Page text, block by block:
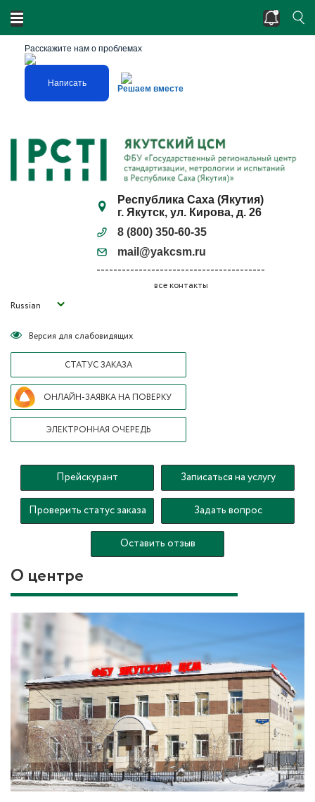
Двойные стандарты? Нарушено единство
Расскажите нам о проблемах
Написать
Решаем вместе
Республика Саха (Якутия)
г. Якутск, ул. Кирова, д. 26
8 (800) 350-60-35
mail@yakcsm.ru
все контакты
Russian
Версия для слабовидящих
СТАТУС ЗАКАЗА
ОНЛАЙН-ЗАЯВКА НА ПОВЕРКУ
ЭЛЕКТРОННАЯ ОЧЕРЕДЬ
Прейскурант Записаться на услугу
Проверить статус заказа Задать вопрос
Оставить отзыв
О центре